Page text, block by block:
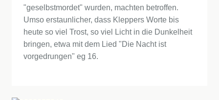
"geselbstmordet" wurden, machten betroffen.
Umso erstaunlicher, dass Kleppers Worte bis
heute so viel Trost, so viel Licht in die Dunkelheit
bringen, etwa mit dem Lied "Die Nacht ist
vorgedrungen" eg 16.